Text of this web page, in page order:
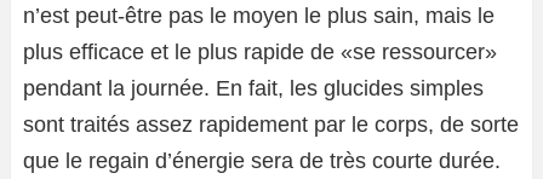
n’est peut-être pas le moyen le plus sain, mais le
plus efficace et le plus rapide de «se ressourcer»
pendant la journée. En fait, les glucides simples
sont traités assez rapidement par le corps, de sorte
que le regain d’énergie sera de très courte durée.